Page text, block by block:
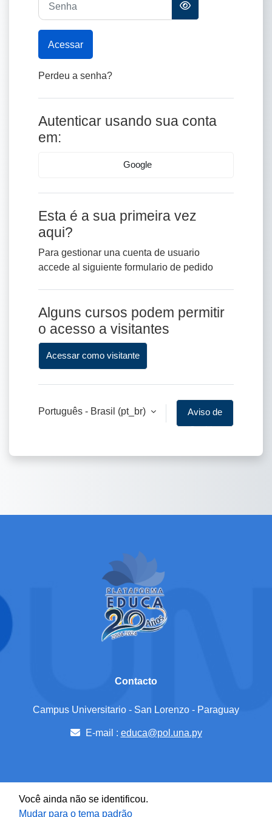
Acessar
Perdeu a senha?
Autenticar usando sua conta
em:
Google
Esta é a sua primeira vez
aqui?
Para gestionar una cuenta de usuario
accede al siguiente formulario de pedido
Alguns cursos podem permitir
o acesso a visitantes
Acessar como visitante
Português - Brasil ‎(pt_br)‎
Aviso de
Contacto
Campus Universitario - San Lorenzo - Paraguay
E-mail : educa@pol.una.py
Você ainda não se identificou.
Mudar para o tema padrão